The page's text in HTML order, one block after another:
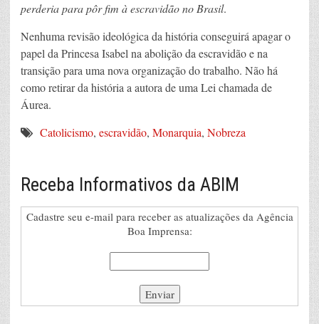
perderia para pôr fim à escravidão no Brasil.
Nenhuma revisão ideológica da história conseguirá apagar o
papel da Princesa Isabel na abolição da escravidão e na
transição para uma nova organização do trabalho. Não há
como retirar da história a autora de uma Lei chamada de
Áurea.
Catolicismo, escravidão, Monarquia, Nobreza
Receba Informativos da ABIM
Cadastre seu e-mail para receber as atualizações da Agência
Boa Imprensa: